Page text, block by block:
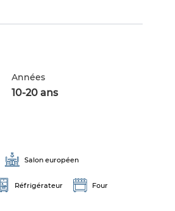
Années
10-20 ans
Salon européen
Réfrigérateur Four